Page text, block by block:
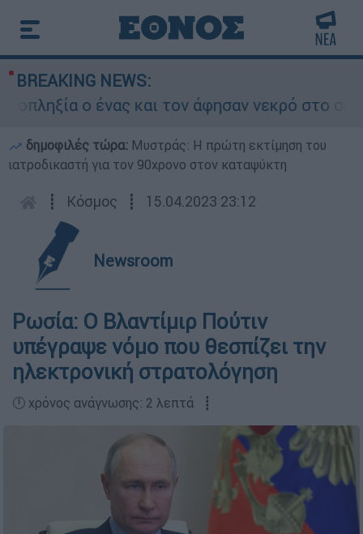
BREAKING NEWS:
ο ένας και τον άφησαν νεκρό στο σημείο
δημοφιλές τώρα: Μυστράς: Η πρώτη εκτίμηση του
ιατροδικαστή για τον 90χρονο στον καταψύκτη
┋ Κόσμος ┋ 15.04.2023 23:12
Newsroom
Ρωσία: O Βλαντίμιρ Πούτιν
υπέγραψε νόμο που θεσπίζει την
ηλεκτρονική στρατολόγηση
🕛 χρόνος ανάγνωσης: 2 λεπτά ┋